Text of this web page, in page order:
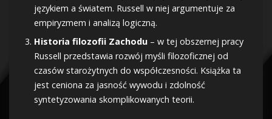
językiem a światem. Russell w niej argumentuje za
empiryzmem i analizą logiczną.
Historia filozofii Zachodu – w tej obszernej pracy
Russell przedstawia rozwój myśli filozoficznej od
czasów starożytnych do współczesności. Książka ta
jest ceniona za jasność wywodu i zdolność
syntetyzowania skomplikowanych teorii.